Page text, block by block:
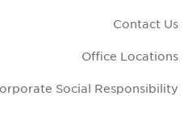
Contact Us
Office Locations
Corporate Social Responsibility